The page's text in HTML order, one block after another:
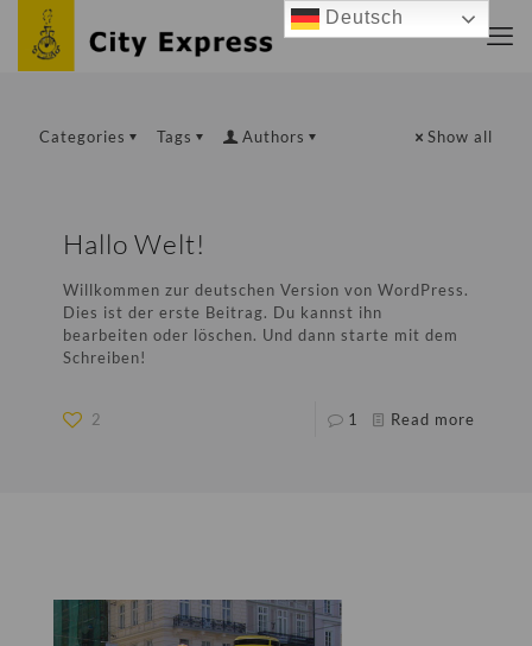
Categories Tags Authors Show all
Hallo Welt!
Willkommen zur deutschen Version von WordPress.
Dies ist der erste Beitrag. Du kannst ihn
bearbeiten oder löschen. Und dann starte mit dem
Schreiben!
2 1 Read more
Deutsch